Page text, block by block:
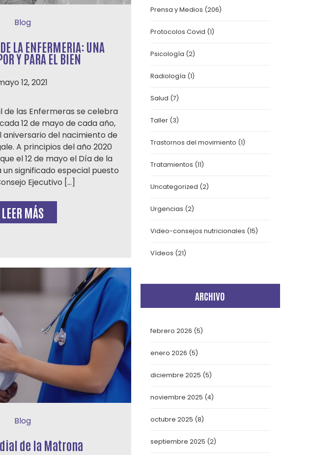
Blog
LA ENFERMERIA: UNA
Y PARA EL BIEN
12, 2021
de las Enfermeras se celebra
12 de mayo de cada año,
aniversario del nacimiento de
A principios del año 2020
el 12 de mayo el Día de la
significado especial puesto
Ejecutivo […]
LEER MÁS
Blog
de la Matrona
Prensa y Medios (206)
Protocolos Covid (1)
Psicología (2)
Radiología (1)
Salud (7)
Taller(3)
Trastornos del movimiento (1)
Tratamientos (11)
Uncategorized (2)
Urgencias (2)
Video-consejos nutricionales (15)
Vídeos (21)
ARCHIVO
febrero 2026 (5)
enero 2026 (5)
diciembre 2025 (5)
noviembre 2025 (4)
octubre 2025 (8)
septiembre 2025 (2)